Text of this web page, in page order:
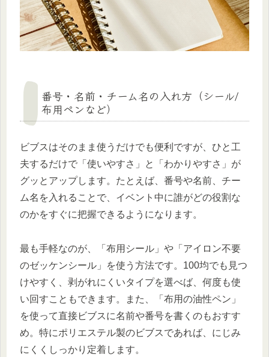
番号・名前・チーム名の入れ方（シール/
布用ペンなど）
ビブスはそのまま使うだけでも便利ですが、ひと工
夫するだけで「使いやすさ」と「わかりやすさ」が
グッとアップします。たとえば、番号や名前、チー
ム名を入れることで、イベント中に誰がどの役割な
のかをすぐに把握できるようになります。
最も手軽なのが、「布用シール」や「アイロン不要
のゼッケンシール」を使う方法です。100均でも見つ
けやすく、剥がれにくいタイプを選べば、何度も使
い回すこともできます。また、「布用の油性ペン」
を使って直接ビブスに名前や番号を書くのもおすす
め。特にポリエステル製のビブスであれば、にじみ
にくくしっかり定着します。